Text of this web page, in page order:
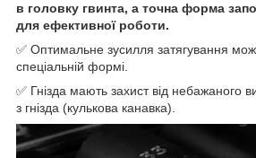
в головку гвинта, а точна форма
для ефективної роботи.
✅ Оптимальне зусилля затягування
спеціальній формі.
✅ Гнізда мають захист від небажаного
з гнізда (кулькова канавка).